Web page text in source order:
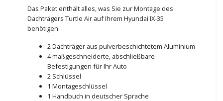
Das Paket enthält alles, was Sie zur Montage des
Dachträgers Turtle Air auf Ihrem Hyundai IX-35
benötigen:
2 Dachträger aus pulverbeschichtetem Aluminium
4 maßgeschneiderte, abschließbare
Befestigungen für Ihr Auto
2 Schlüssel
1 Montageschlüssel
1 Handbuch in deutscher Sprache